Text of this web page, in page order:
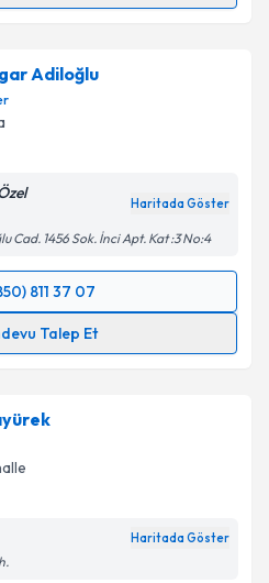
e-posta ile bilgilendireceğiz.
ilişkin
kişisel verilerimin belirtilen
kabul ediyorum.
Talebini Gönder
Adiloğlu
Haritada Göster
Cad. 1456 Sok. İnci Apt. Kat :3 No:4
811 37 07
Talep Et
e-posta ile
Haritada Göster